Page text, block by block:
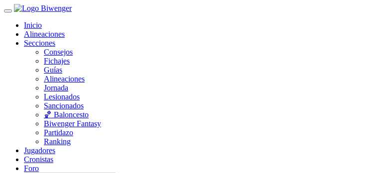
Inicio
Alineaciones
Secciones
Consejos
Fichajes
Guías
Alineaciones
Jornada
Lesionados
Sancionados
🏀 Baloncesto
Biwenger Fantasy
Partidazo
Ranking
Jugadores
Cronistas
Foro